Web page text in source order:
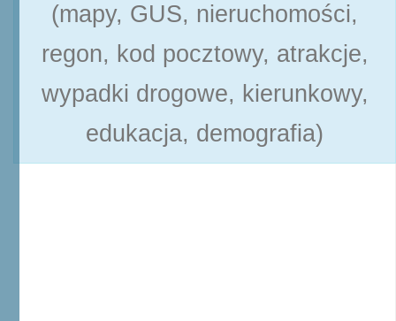
(mapy, GUS, nieruchomości,
regon, kod pocztowy, atrakcje,
wypadki drogowe, kierunkowy,
edukacja, demografia)